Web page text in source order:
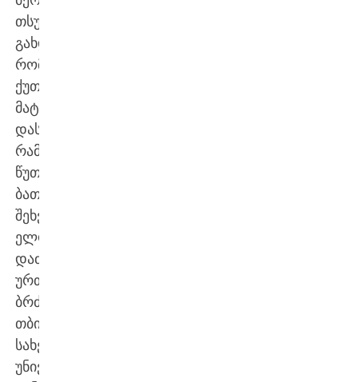
თსუ
გახდა,
რომელსაც
ქუთაისელთა
მატჩის
დასრულებიდან
რამდენიმე
წუთში
ბათუმში
შეხვედრა
ელოდა.
დაძაბულ,
ურთულეს
ბრძოლაში
თბილისის
სახელმწიფო
უნივერსიტეტის